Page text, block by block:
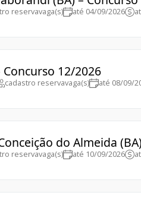
reservavaga(s) até 04/09/2026
Concurso 12/2026
cadastro reservavaga(s) até 08/09/
do Almeida
reservavaga(s) até 10/09/2026